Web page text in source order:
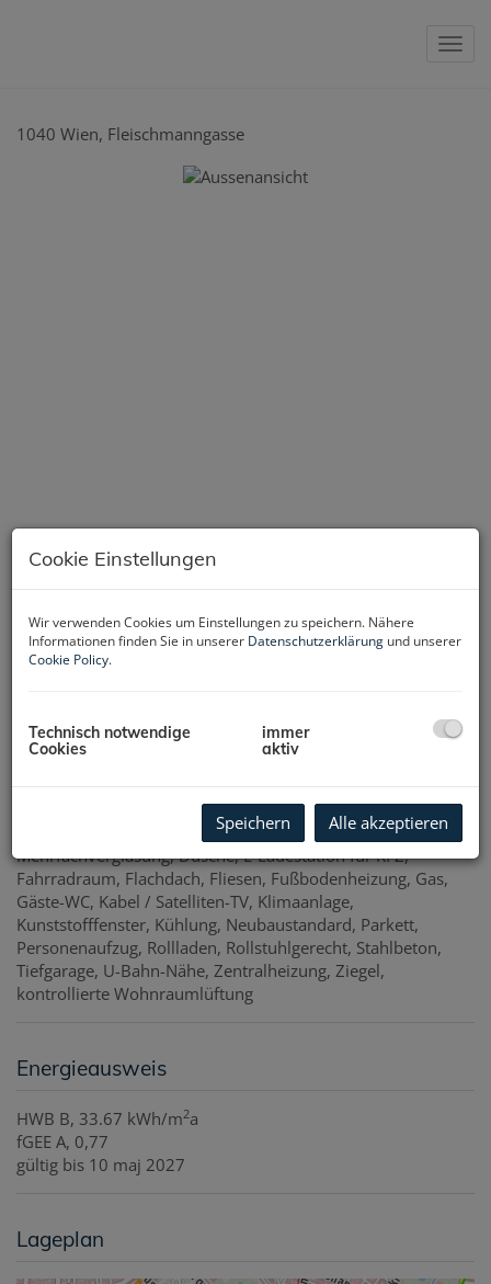
1040 Wien, Fleischmanngasse
Aussenansicht
Ausstattung
Außenliegender Sonnenschutz Bad mit
Deckenleuchten
Doppel- /
Mehrfachverglasung Dusche E-Ladestation für KFZ
Fahrradraum Flachdach Fliesen Fußbodenheizung Gas
Gäste-WC Kabel / Satelliten-TV Klimaanlage
Kunststofffenster Kühlung Neubaustandard Parkett
Personenaufzug Rollladen Rollstuhlgerecht Stahlbeton
Tiefgarage U-Bahn-Nähe Zentralheizung Ziegel
kontrollierte Wohnraumlüftung
Energieausweis
HWB B, 33.67 kWh/m2a
fGEE A, 0,77
gültig bis 10 maj 2027
Lageplan
Cookie Einstellungen
Wir verwenden Cookies um Einstellungen zu speichern. Nähere
Informationen finden Sie in unserer Datenschutzerklärung und unserer
Cookie Policy.
Technisch notwendige
Cookies
immer
aktiv
Speichern Alle akzeptieren